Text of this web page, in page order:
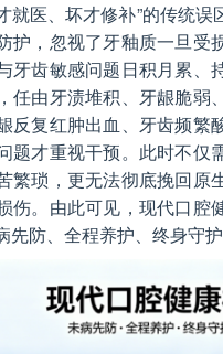
就医、坏才修补”的传统
护，忽视了牙釉质一旦受
牙齿敏感问题日积月累、
任由牙渍堆积、牙龈脆弱
反复红肿出血、牙齿频繁
题才重视干预。此时不仅
繁琐，更无法彻底挽回原
伤。由此可见，现代口腔
先防、全程养护、终身守护